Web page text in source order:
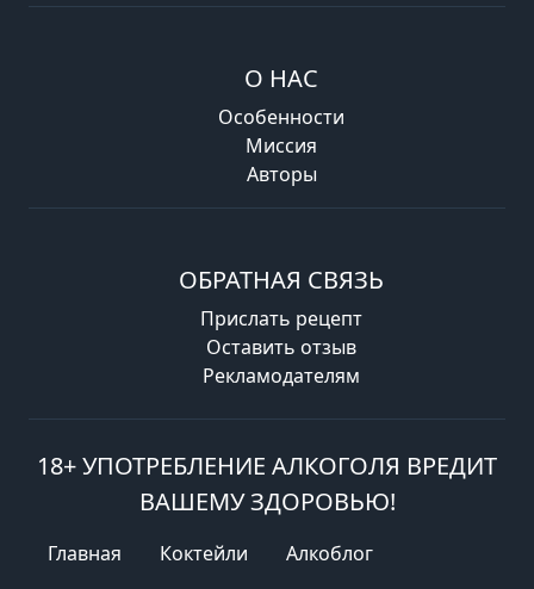
О НАС
Особенности
Миссия
Авторы
ОБРАТНАЯ СВЯЗЬ
Прислать рецепт
Оставить отзыв
Рекламодателям
18+ УПОТРЕБЛЕНИЕ АЛКОГОЛЯ ВРЕДИТ
ВАШЕМУ ЗДОРОВЬЮ!
Главная Коктейли
Алкоблог